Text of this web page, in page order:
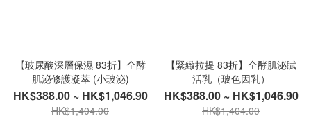
【玻尿酸深層保濕 83折】全酵
肌泌修護凝萃 (小玻泌)
HK$388.00 ~ HK$1,046.90
HK$1,404.00
【緊緻拉提 83折】全酵肌泌賦
活乳（玻色因乳）
HK$388.00 ~ HK$1,046.90
HK$1,404.00